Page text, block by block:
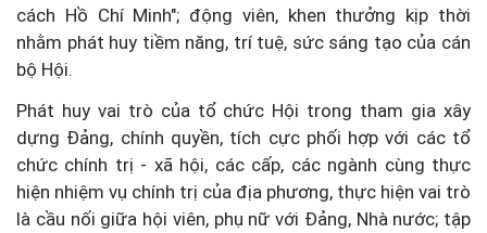
cách Hồ Chí Minh"; động viên, khen thưởng kịp thời
nhằm phát huy tiềm năng, trí tuệ, sức sáng tạo của cán
bộ Hội.
Phát huy vai trò của tổ chức Hội trong tham gia xây
dựng Đảng, chính quyền, tích cực phối hợp với các tổ
chức chính trị - xã hội, các cấp, các ngành cùng thực
hiện nhiệm vụ chính trị của địa phương, thực hiện vai trò
là cầu nối giữa hội viên, phụ nữ với Đảng, Nhà nước; tập